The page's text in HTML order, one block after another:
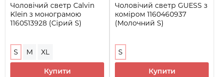
Чоловічий светр Calvin
Klein з монограмою
1160513928 (Сірий S)
S M XL
Купити
Чоловічий светр GUESS з
коміром 1160460937
(Молочний S)
S
Купити